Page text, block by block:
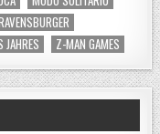
JAHRES Z-MAN GAMES